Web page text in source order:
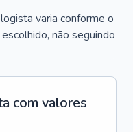
varia conforme o
não seguindo
com valores